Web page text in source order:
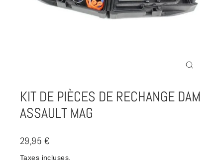
KIT DE PIÈCES DE RECHANGE DAM
ASSAULT MAG
Prix
régulier
29,95 €
Taxes incluses.